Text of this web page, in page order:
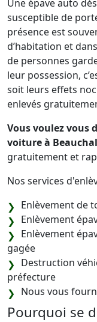
Une épave auto
susceptible de
présence est
d’habitation et
de personnes
leur possession,
soit leurs effets
enlevés
Vous voulez vous
voiture à
gratuitement et
Nos services
Enlèvement de
Enlèvement
Enlèvement
gagée
Destruction
préfecture
Nous vous
Pourquoi se